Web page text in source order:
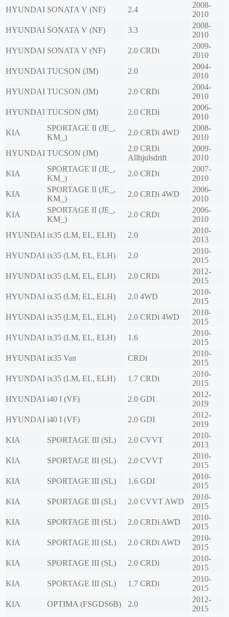
HYUNDAI SONATA V (NF) 2.4
2008-
2010
HYUNDAI SONATA V (NF) 3.3
2008-
2010
HYUNDAI SONATA V (NF) 2.0 CRDi
2009-
2010
HYUNDAI TUCSON (JM) 2.0
2004-
2010
HYUNDAI TUCSON (JM) 2.0 CRDi
2004-
2010
HYUNDAI TUCSON (JM) 2.0 CRDi
2006-
2010
KIA
SPORTAGE II (JE_,
KM_)
2.0 CRDi 4WD
2008-
2010
HYUNDAI TUCSON (JM)
2.0 CRDi
Allhjulsdrift
2009-
2010
KIA
SPORTAGE II (JE_,
KM_)
2.0 CRDi
2007-
2010
KIA
SPORTAGE II (JE_,
KM_)
2.0 CRDi 4WD
2006-
2010
KIA
SPORTAGE II (JE_,
KM_)
2.0 CRDi
2006-
2010
HYUNDAI ix35 (LM, EL, ELH) 2.0
2010-
2013
HYUNDAI ix35 (LM, EL, ELH) 2.0
2010-
2015
HYUNDAI ix35 (LM, EL, ELH) 2.0 CRDi
2012-
2015
HYUNDAI ix35 (LM, EL, ELH) 2.0 4WD
2010-
2015
HYUNDAI ix35 (LM, EL, ELH) 2.0 CRDi 4WD
2010-
2015
HYUNDAI ix35 (LM, EL, ELH) 1.6
2010-
2015
HYUNDAI ix35 Van CRDi
2010-
2015
HYUNDAI ix35 (LM, EL, ELH) 1.7 CRDi
2010-
2015
HYUNDAI i40 I (VF) 2.0 GDI
2012-
2019
HYUNDAI i40 I (VF) 2.0 GDI
2012-
2019
KIA
SPORTAGE III (SL) 2.0 CVVT
2010-
2013
KIA
SPORTAGE III (SL) 2.0 CVVT
2010-
2015
KIA
SPORTAGE III (SL) 1.6 GDI
2010-
2015
KIA
SPORTAGE III (SL) 2.0 CVVT AWD
2010-
2015
KIA
SPORTAGE III (SL) 2.0 CRDi AWD
2010-
2015
KIA
SPORTAGE III (SL) 2.0 CRDi AWD
2010-
2015
KIA
SPORTAGE III (SL) 2.0 CRDi
2010-
2015
KIA
SPORTAGE III (SL) 1.7 CRDi
2010-
2015
KIA
OPTIMA (FSGDS6B) 2.0
2012-
2015